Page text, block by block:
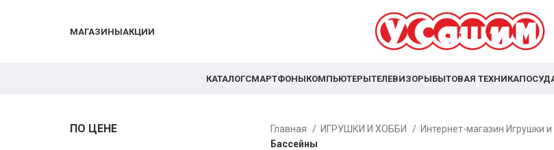
МАГАЗИНЫАКЦИИ
КАТАЛОГСМАРТФОНЫКОМПЬЮТЕРЫТЕЛЕВИЗОРЫБЫТОВАЯ ТЕХНИКА
ПО ЦЕНЕ Главная ИГРУШКИ И ХОББИ Интернет-магазин Игрушки
Бассейны